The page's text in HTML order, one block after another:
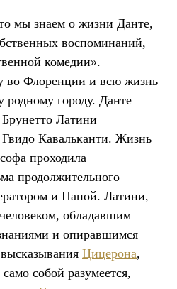
мы знаем о жизни Данте,
воспоминаний,
комедии».
во Флоренции и всю жизнь
родному городу. Данте
Латини
Кавальканти. Жизнь
проходила
продолжительного
и Папой. Латини,
обладавшим
и опиравшимся
Цицерона,
собой разумеется,